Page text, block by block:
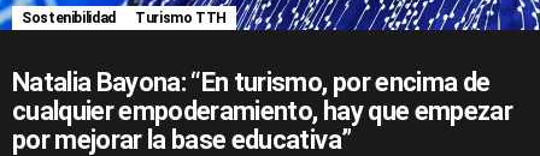
Sostenibilidad Turismo TTH
Natalia Bayona: “En turismo, por encima de
cualquier empoderamiento, hay que empezar
por mejorar la base educativa”